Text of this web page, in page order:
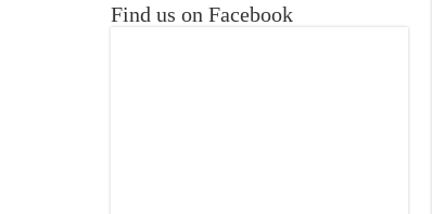
Find us on Facebook